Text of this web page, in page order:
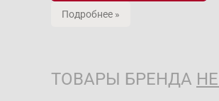
Подробнее »
ТОВАРЫ БРЕНДА